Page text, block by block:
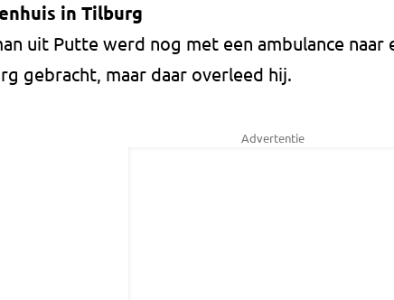
in Tilburg
uit Putte werd nog met een ambulance naar
gebracht, maar daar overleed hij.
Advertentie